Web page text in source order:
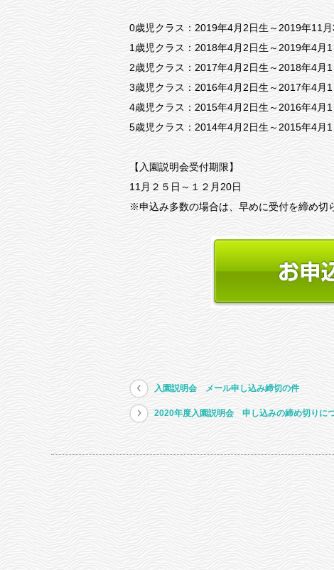
0歳児クラス：2019年4月2日生～2019年11
1歳児クラス：2018年4月2日生～2019年4
2歳児クラス：2017年4月2日生～2018年4
3歳児クラス：2016年4月2日生～2017年4
4歳児クラス：2015年4月2日生～2016年4
5歳児クラス：2014年4月2日生～2015年4
【入園説明会受付期限】
11月２５日～１２月20日
※申込み多数の場合は、早めに受付を締め切
入園説明会 メール申し込み締切の件
2020年度入園説明会 申し込みの締め切りに